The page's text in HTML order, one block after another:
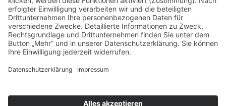
Impressum
Datenschutz
Bildnachweise